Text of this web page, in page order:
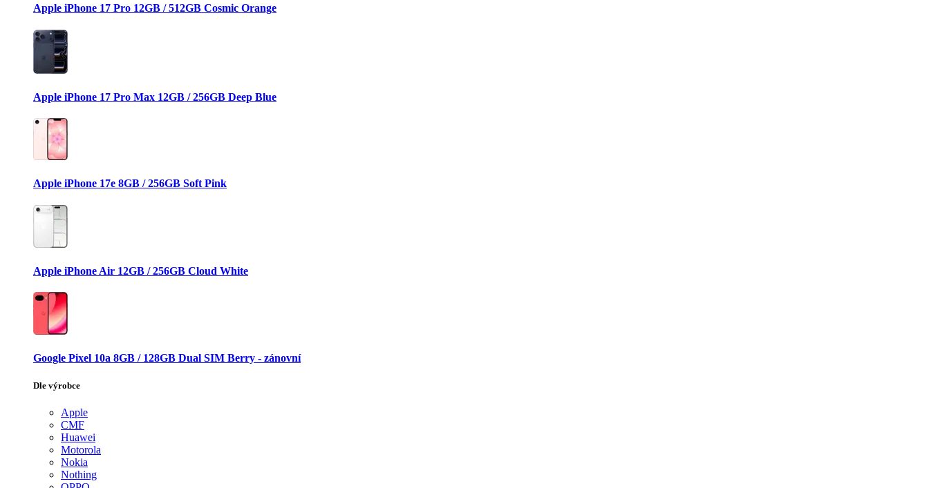
Apple iPhone 17 Pro 12GB / 512GB Cosmic Orange
Apple iPhone 17 Pro Max 12GB / 256GB Deep Blue
Apple iPhone 17e 8GB / 256GB Soft Pink
Apple iPhone Air 12GB / 256GB Cloud White
Google Pixel 10a 8GB / 128GB Dual SIM Berry - zánovní
Dle výrobce
Apple
CMF
Huawei
Motorola
Nokia
Nothing